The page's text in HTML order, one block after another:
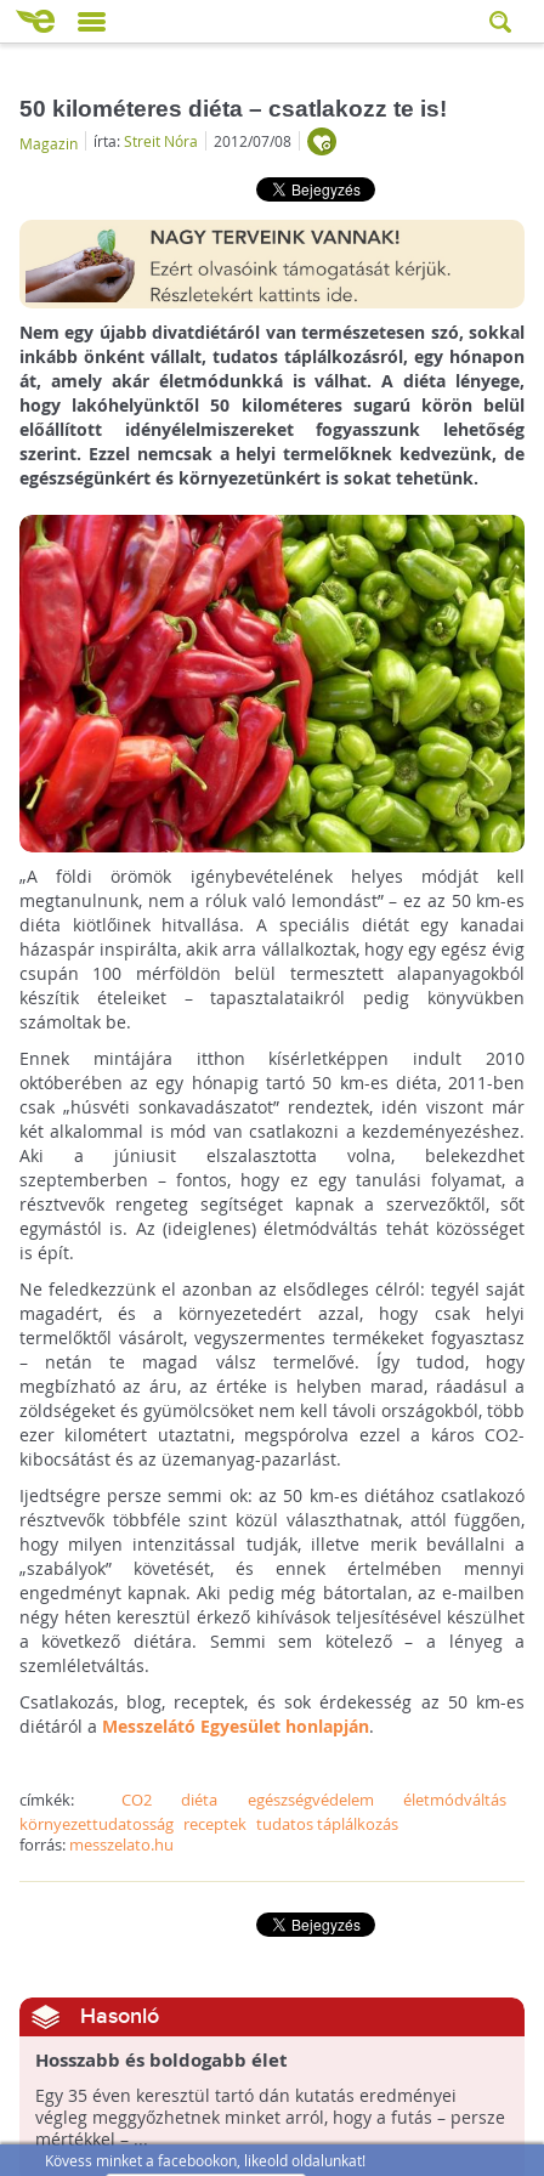
Kövess minket a facebookon, likeold oldalunkat!
50 kilométeres diéta – csatlakozz te is!
Magazin írta:Streit Nóra 2012/07/08
Nem egy újabb divatdiétáról van természetesen szó, sokkal
inkább önként vállalt, tudatos táplálkozásról, egy hónapon
át, amely akár életmódunkká is válhat. A diéta lényege,
hogy lakóhelyünktől 50 kilométeres sugarú körön belül
előállított idényélelmiszereket fogyasszunk lehetőség
szerint. Ezzel nemcsak a helyi termelőknek kedvezünk, de
egészségünkért és környezetünkért is sokat tehetünk.
„A földi örömök igénybevételének helyes módját kell
megtanulnunk, nem a róluk való lemondást” – ez az 50 km-es
diéta kiötlőinek hitvallása. A speciális diétát egy kanadai
házaspár inspirálta, akik arra vállalkoztak, hogy egy egész évig
csupán 100 mérföldön belül termesztett alapanyagokból
készítik ételeiket – tapasztalataikról pedig könyvükben
számoltak be.
Ennek mintájára itthon kísérletképpen indult 2010
októberében az egy hónapig tartó 50 km-es diéta, 2011-ben
csak „húsvéti sonkavadászatot” rendeztek, idén viszont már
két alkalommal is mód van csatlakozni a kezdeményezéshez.
Aki a júniusit elszalasztotta volna, belekezdhet
szeptemberben – fontos, hogy ez egy tanulási folyamat, a
résztvevők rengeteg segítséget kapnak a szervezőktől, sőt
egymástól is. Az (ideiglenes) életmódváltás tehát közösséget
is épít.
Ne feledkezzünk el azonban az elsődleges célról: tegyél saját
magadért, és a környezetedért azzal, hogy csak helyi
termelőktől vásárolt, vegyszermentes termékeket fogyasztasz
– netán te magad válsz termelővé. Így tudod, hogy
megbízható az áru, az értéke is helyben marad, ráadásul a
zöldségeket és gyümölcsöket nem kell távoli országokból, több
ezer kilométert utaztatni, megspórolva ezzel a káros CO2-
kibocsátást és az üzemanyag-pazarlást.
Ijedtségre persze semmi ok: az 50 km-es diétához csatlakozó
résztvevők többféle szint közül választhatnak, attól függően,
hogy milyen intenzitással tudják, illetve merik bevállalni a
„szabályok” követését, és ennek értelmében mennyi
engedményt kapnak. Aki pedig még bátortalan, az e-mailben
négy héten keresztül érkező kihívások teljesítésével készülhet
a következő diétára. Semmi sem kötelező – a lényeg a
szemléletváltás.
Csatlakozás, blog, receptek, és sok érdekesség az 50 km-es
diétáról a Messzelátó Egyesület honlapján.
címkék: CO2 diéta egészségvédelem
életmódváltás
környezettudatosság receptek tudatos táplálkozás
forrás: messzelato.hu
Hasonló
Hosszabb és boldogabb élet
Egy 35 éven keresztül tartó dán kutatás eredményei
végleg meggyőzhetnek minket arról, hogy a futás – persze
mértékkel – ...